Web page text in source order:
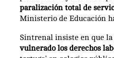
paralización total de
Ministerio de Educación
Sintrenal insiste en que
vulnerado los derechos